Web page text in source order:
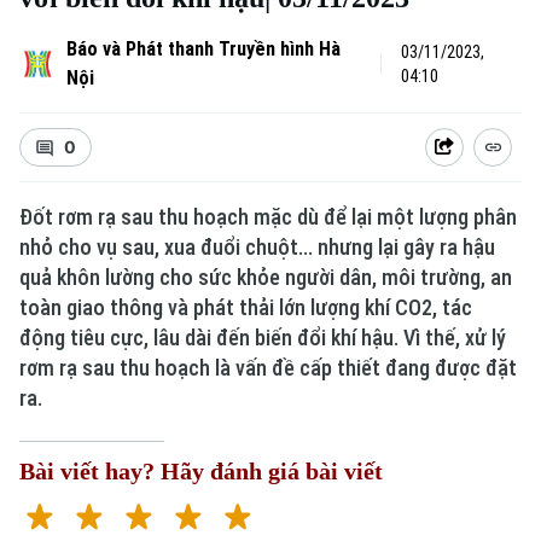
Xu hướng
Báo và Phát thanh Truyền hình Hà
Nội
03/11/2023,
04:10
0
Đốt rơm rạ sau thu hoạch mặc dù để lại một lượng phân
nhỏ cho vụ sau, xua đuổi chuột... nhưng lại gây ra hậu
quả khôn lường cho sức khỏe người dân, môi trường, an
toàn giao thông và phát thải lớn lượng khí CO2, tác
động tiêu cực, lâu dài đến biến đổi khí hậu. Vì thế, xử lý
rơm rạ sau thu hoạch là vấn đề cấp thiết đang được đặt
ra.
Bài viết hay? Hãy đánh giá bài viết